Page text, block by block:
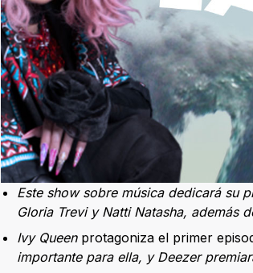
Este show sobre música dedicará su
Gloria Trevi y Natti Natasha, además
Ivy Queenprotagoniza el primer
importante para ella, y Deezer